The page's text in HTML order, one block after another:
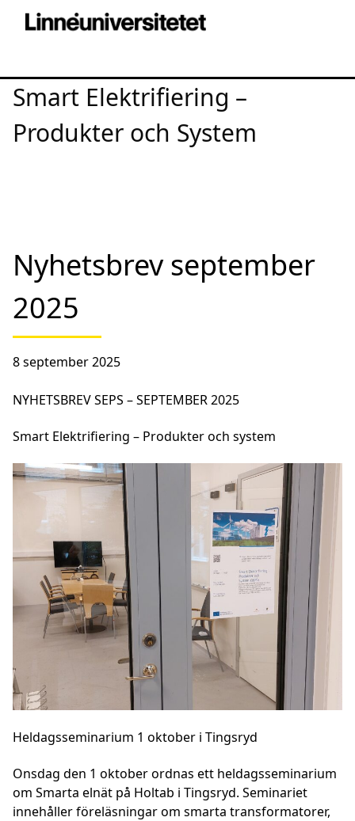
Smart Elektrifiering –
Produkter och System
Nyhetsbrev september
2025
8 september 2025
NYHETSBREV SEPS – SEPTEMBER 2025
Smart Elektrifiering – Produkter och system
Heldagsseminarium 1 oktober i Tingsryd
Onsdag den 1 oktober ordnas ett heldagsseminarium
om Smarta elnät på Holtab i Tingsryd. Seminariet
innehåller föreläsningar om smarta transformatorer,